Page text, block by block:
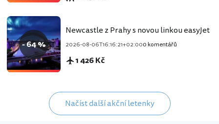
- 64 %
Newcastle z Prahy s novou linkou easyJet
2026-08-06T16:16:21+02:000 komentářů
1 426 Kč
Načíst další akční letenky